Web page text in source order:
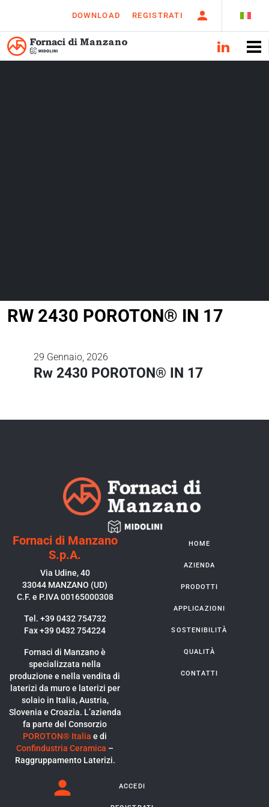
DOWNLOAD REGISTRATI
RW 2430 POROTON® IN 17
29 Gennaio, 2026
Rw 2430 POROTON® IN 17
Fornaci di Manzano
S.p.A.
Via Udine, 40
33044 MANZANO (UD)
C.F. e P.IVA 00165000308
Tel. +39 0432 754732
Fax +39 0432 754224
Fornaci di Manzano è
specializzata nella
produzione e nella vendita di
laterizi da muro e laterizi per
solaio in Italia, Austria,
Slovenia e Croazia. L’azienda
fa parte del Consorzio
POROTON® Italia e di
Confindustria Ceramica –
Raggruppamento Laterizi.
HOME
AZIENDA
PRODOTTI
APPLICAZIONI
SOSTENIBILITÀ
QUALITÀ
CONTATTI
ACCEDI